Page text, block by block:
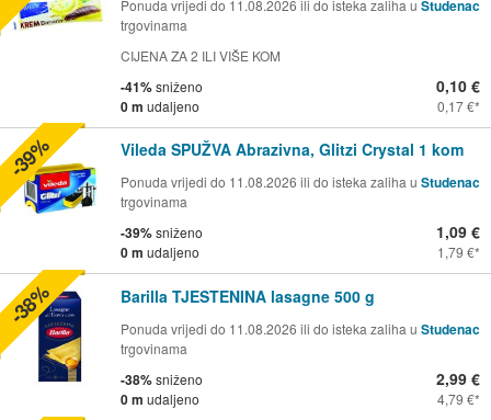
Ponuda vrijedi do 11.08.2026 ili do isteka zaliha u Studenac
trgovinama
CIJENA ZA 2 ILI VIŠE KOM
-41%sniženo
0 m udaljeno
0,10 €
0,17 €
Vileda SPUŽVA Abrazivna, Glitzi Crystal 1 kom
Ponuda vrijedi do 11.08.2026 ili do isteka zaliha u Studenac
trgovinama
-39%sniženo
0 m udaljeno
1,09 €
1,79 €
-39%
Barilla TJESTENINA lasagne 500 g
Ponuda vrijedi do 11.08.2026 ili do isteka zaliha u Studenac
trgovinama
-38%sniženo
0 m udaljeno
2,99 €
4,79 €
-38%